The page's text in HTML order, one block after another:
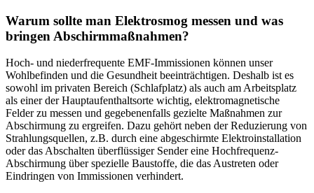
Warum sollte man Elektrosmog messen und was
bringen Abschirmmaßnahmen?
Hoch- und niederfrequente EMF-Immissionen können unser
Wohlbefinden und die Gesundheit beeinträchtigen. Deshalb ist es
sowohl im privaten Bereich (Schlafplatz) als auch am Arbeitsplatz
als einer der Hauptaufenthaltsorte wichtig, elektromagnetische
Felder zu messen und gegebenenfalls gezielte Maßnahmen zur
Abschirmung zu ergreifen. Dazu gehört neben der Reduzierung von
Strahlungsquellen, z.B. durch eine abgeschirmte Elektroinstallation
oder das Abschalten überflüssiger Sender eine Hochfrequenz-
Abschirmung über spezielle Baustoffe, die das Austreten oder
Eindringen von Immissionen verhindert.